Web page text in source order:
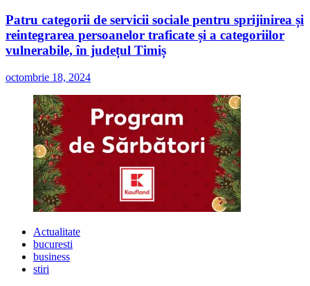
Patru categorii de servicii sociale pentru sprijinirea și
reintegrarea persoanelor traficate și a categoriilor
vulnerabile, în județul Timiș
octombrie 18, 2024
Actualitate
bucuresti
business
stiri